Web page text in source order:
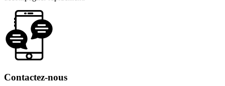
Contactez-nous